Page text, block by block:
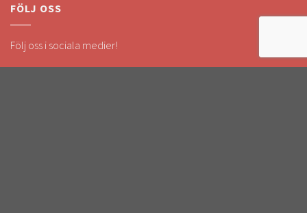
FÖLJ OSS
Följ oss i sociala medier!